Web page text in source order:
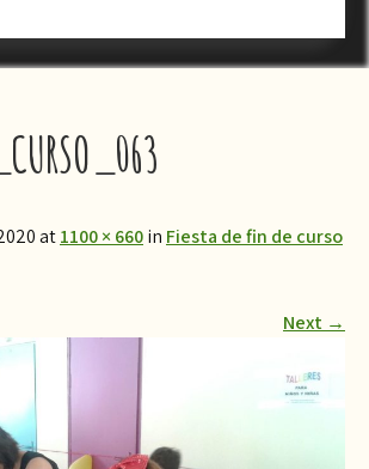
at1100 × 660in ​Fiesta de fin de curso
Next →